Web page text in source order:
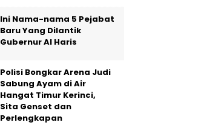
Ini Nama-nama 5 Pejabat
Baru Yang Dilantik
Gubernur Al Haris
Polisi Bongkar Arena Judi
Sabung Ayam di Air
Hangat Timur Kerinci,
Sita Genset dan
Perlengkapan